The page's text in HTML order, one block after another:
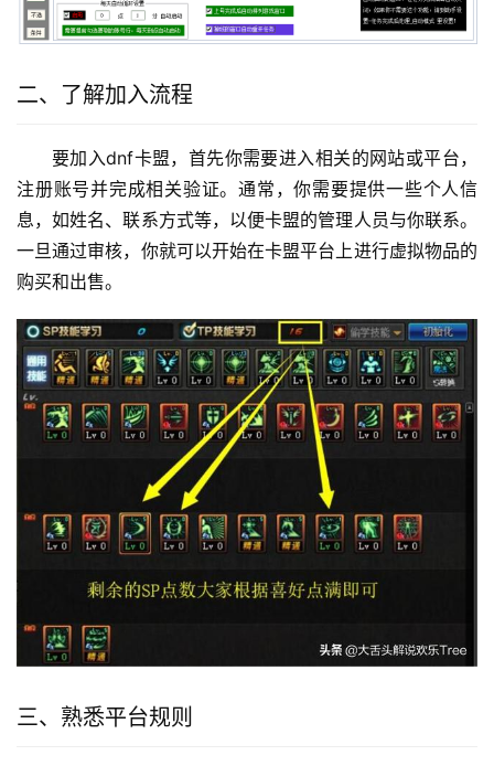
二、了解加入流程
要加入dnf卡盟，首先你需要进入相关的网站或平台，
注册账号并完成相关验证。通常，你需要提供一些个人信
息，如姓名、联系方式等，以便卡盟的管理人员与你联系。
一旦通过审核，你就可以开始在卡盟平台上进行虚拟物品的
购买和出售。
三、熟悉平台规则